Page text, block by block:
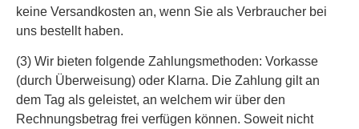
keine Versandkosten an, wenn Sie als Verbraucher bei
uns bestellt haben.
(3) Wir bieten folgende Zahlungsmethoden: Vorkasse
(durch Überweisung) oder Klarna. Die Zahlung gilt an
dem Tag als geleistet, an welchem wir über den
Rechnungsbetrag frei verfügen können. Soweit nicht